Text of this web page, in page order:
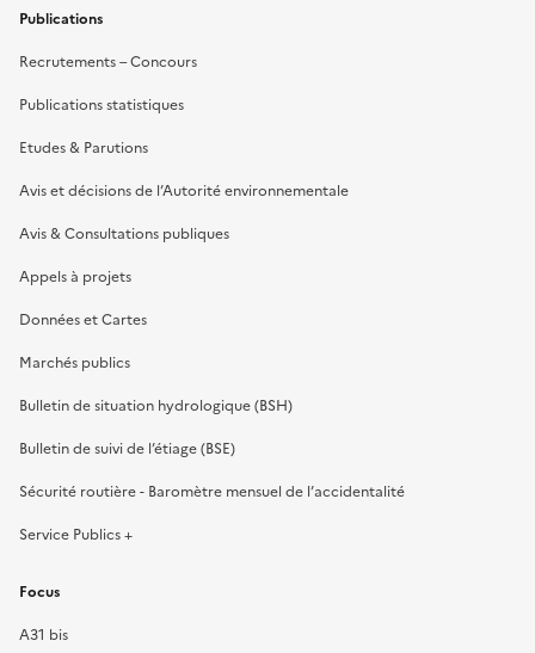
Publications
Recrutements – Concours
Publications statistiques
Etudes & Parutions
Avis et décisions de l’Autorité environnementale
Avis & Consultations publiques
Appels à projets
Données et Cartes
Marchés publics
Bulletin de situation hydrologique (BSH)
Bulletin de suivi de l’étiage (BSE)
Sécurité routière - Baromètre mensuel de l’accidentalité
Service Publics +
Focus
A31 bis